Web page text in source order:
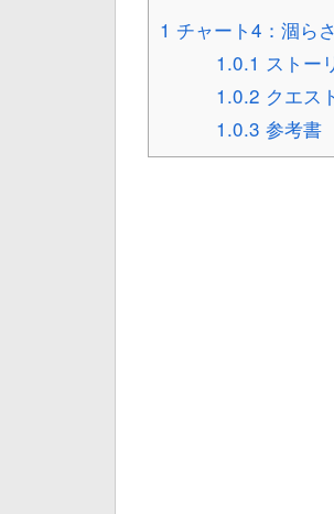
1 チャート4：涸ら
1.0.1 ストー
1.0.2 クエス
1.0.3 参考書